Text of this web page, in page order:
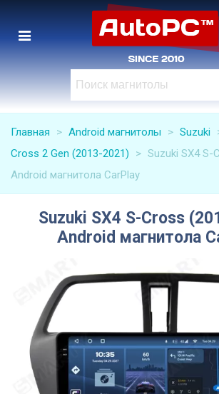
Главная > Android магнитолы > Suzuki
Cross 2 Gen (2013-2021)
> Suzuki SX4 S-
Android магнитола CarPlay
Suzuki SX4 S-Cross
Android магнитола